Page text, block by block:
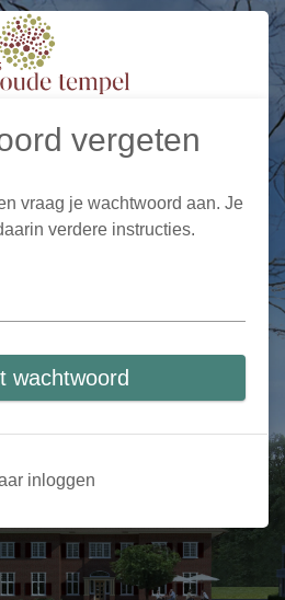
vergeten
vraag je wachtwoord aan. Je
verdere instructies.
wachtwoord
inloggen